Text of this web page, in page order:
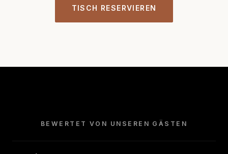
TISCH RESERVIEREN
BEWERTET VON UNSEREN GÄSTEN